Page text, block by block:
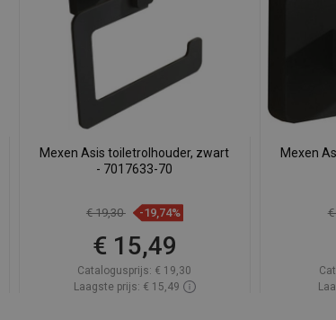
Mexen Asis toiletrolhouder, zwart
- 7017633-70
€ 19,30 -19,74%
€ 15,49
Catalogusprijs: € 19,30
Laagste prijs: € 15,49
Mexen